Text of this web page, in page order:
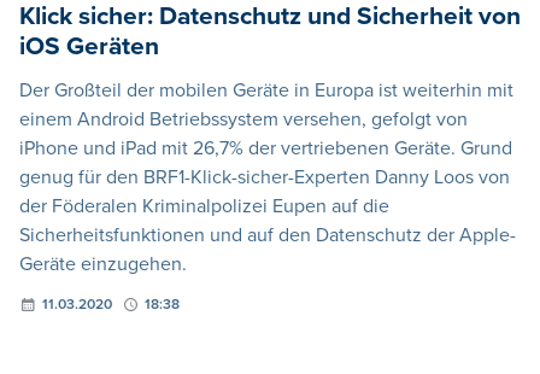
Klick sicher: Datenschutz und Sicherheit von
iOS Geräten
Der Großteil der mobilen Geräte in Europa ist weiterhin mit
einem Android Betriebssystem versehen, gefolgt von
iPhone und iPad mit 26,7% der vertriebenen Geräte. Grund
genug für den BRF1-Klick-sicher-Experten Danny Loos von
der Föderalen Kriminalpolizei Eupen auf die
Sicherheitsfunktionen und auf den Datenschutz der Apple-
Geräte einzugehen.
11.03.2020 18:38